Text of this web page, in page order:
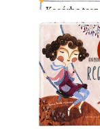
Kosárba tesz